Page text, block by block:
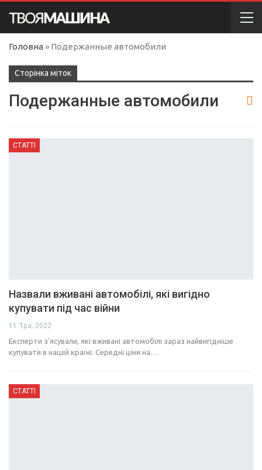
Головна » Подержанные автомобили
Сторінка міток
Подержанные автомобили
СТАТТІ
Назвали вживані автомобілі, які вигідно
купувати під час війни
11 Тра, 2022
Експерти з'ясували, які вживані автомобілі зараз найвигідніше
купувати в нашій країні. Середні ціни на…
СТАТТІ